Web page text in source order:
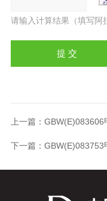
请输入计算结果（填写阿
上一篇： GBW(E)083606
下一篇： GBW(E)083753